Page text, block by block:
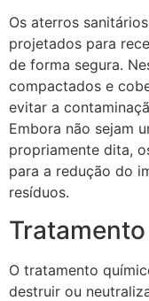
Os aterros
projetados para
de forma segura.
compactados e
evitar a
Embora não sejam
propriamente dita,
para a redução do
resíduos.
O tratamento
destruir ou